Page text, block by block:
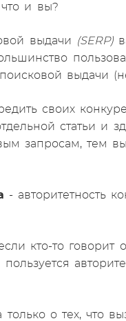
и вы?
выдачи (SERP)
выдачи
своих
статьи и
запросам, тем
- авторитетность
кто-то говорит
пользуется
о тех, что